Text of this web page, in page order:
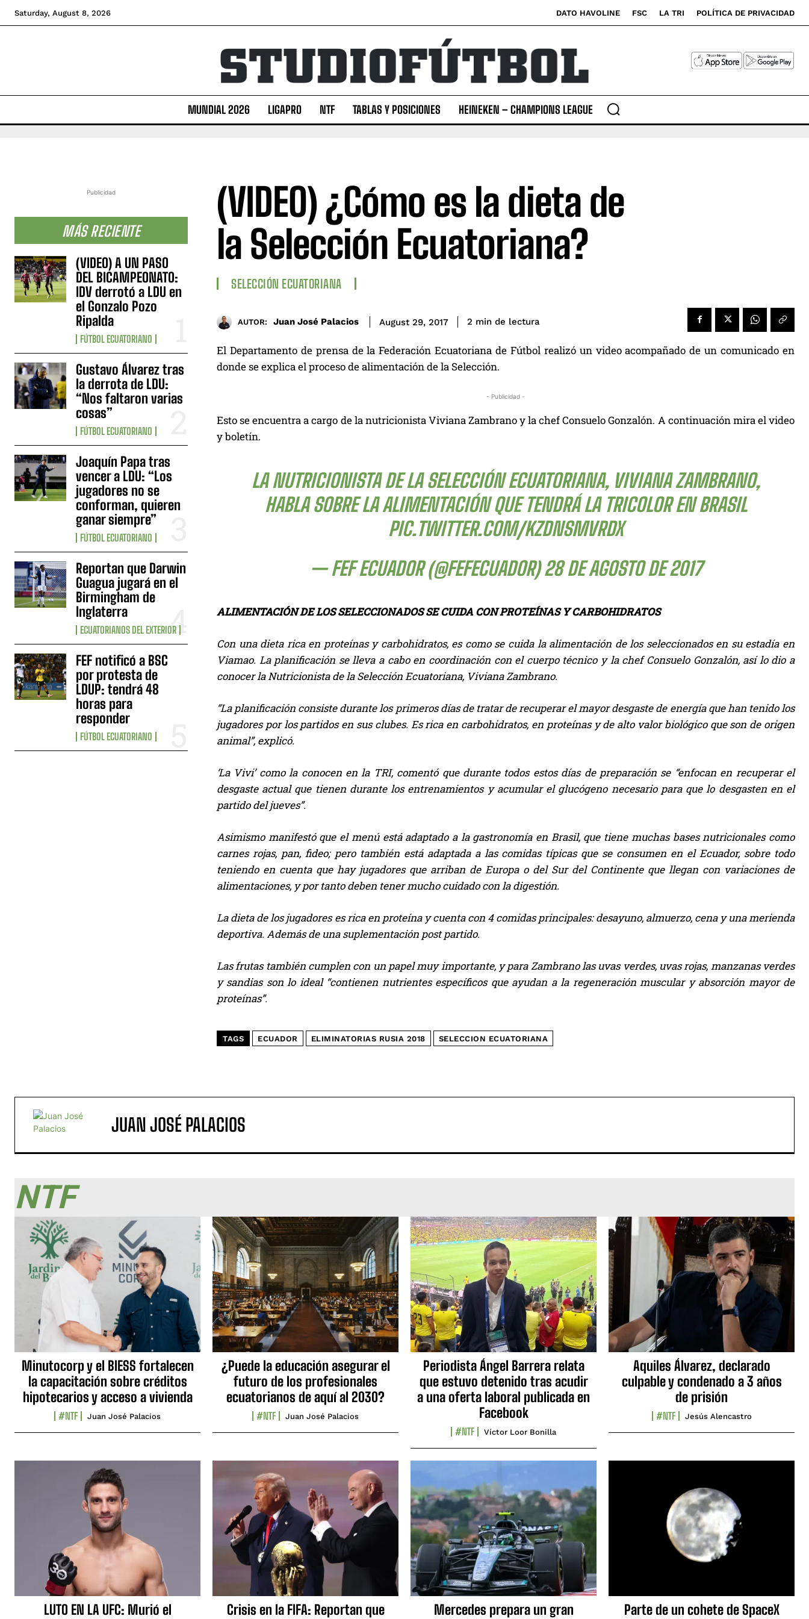
Saturday, August 8, 2026 DATO HAVOLINE FSC LA TRI POLÍTICA DE PRIVACIDAD
MUNDIAL 2026 LIGAPRO NTF TABLAS Y POSICIONES HEINEKEN – CHAMPIONS LEAGUE
Publicidad
MÁS RECIENTE
(VIDEO) A UN PASO
DEL BICAMPEONATO:
IDV derrotó a LDU en
el Gonzalo Pozo
Ripalda
FÚTBOL ECUATORIANO
Gustavo Álvarez tras
la derrota de LDU:
“Nos faltaron varias
cosas”
FÚTBOL ECUATORIANO
Joaquín Papa tras
vencer a LDU: “Los
jugadores no se
conforman, quieren
ganar siempre”
FÚTBOL ECUATORIANO
Reportan que Darwin
Guagua jugará en el
Birmingham de
Inglaterra
ECUATORIANOS DEL EXTERIOR
FEF notificó a BSC
por protesta de
LDUP: tendrá 48
horas para
responder
FÚTBOL ECUATORIANO
(VIDEO) ¿Cómo es la dieta de
la Selección Ecuatoriana?
SELECCIÓN ECUATORIANA
AUTOR: Juan José Palacios August 29, 2017 2 min de lectura
El Departamento de prensa de la Federación Ecuatoriana de Fútbol realizó un video acompañado de un comunicado en
donde se explica el proceso de alimentación de la Selección.
- Publicidad -
Esto se encuentra a cargo de la nutricionista Viviana Zambrano y la chef Consuelo Gonzalón. A continuación mira el video
y boletín.
LA NUTRICIONISTA DE LA SELECCIÓN ECUATORIANA, VIVIANA ZAMBRANO,
HABLA SOBRE LA ALIMENTACIÓN QUE TENDRÁ LA TRICOLOR EN BRASIL
PIC.TWITTER.COM/KZDNSMVRDX
— FEF ECUADOR (@FEFECUADOR)28 DE AGOSTO DE 2017
ALIMENTACIÓN DE LOS SELECCIONADOS SE CUIDA CON PROTEÍNAS Y CARBOHIDRATOS
Con una dieta rica en proteínas y carbohidratos, es como se cuida la alimentación de los seleccionados en su estadía en
Viamao. La planificación se lleva a cabo en coordinación con el cuerpo técnico y la chef Consuelo Gonzalón, así lo dio a
conocer la Nutricionista de la Selección Ecuatoriana, Viviana Zambrano.
“La planificación consiste durante los primeros días de tratar de recuperar el mayor desgaste de energía que han tenido los
jugadores por los partidos en sus clubes. Es rica en carbohidratos, en proteínas y de alto valor biológico que son de origen
animal”, explicó.
‘La Vivi’ como la conocen en la TRI, comentó que durante todos estos días de preparación se “enfocan en recuperar el
desgaste actual que tienen durante los entrenamientos y acumular el glucógeno necesario para que lo desgasten en el
partido del jueves”.
Asimismo manifestó que el menú está adaptado a la gastronomía en Brasil, que tiene muchas bases nutricionales como
carnes rojas, pan, fideo; pero también está adaptada a las comidas típicas que se consumen en el Ecuador, sobre todo
teniendo en cuenta que hay jugadores que arriban de Europa o del Sur del Continente que llegan con variaciones de
alimentaciones, y por tanto deben tener mucho cuidado con la digestión.
La dieta de los jugadores es rica en proteína y cuenta con 4 comidas principales: desayuno, almuerzo, cena y una merienda
deportiva. Además de una suplementación post partido.
Las frutas también cumplen con un papel muy importante, y para Zambrano las uvas verdes, uvas rojas, manzanas verdes
y sandias son lo ideal “contienen nutrientes específicos que ayudan a la regeneración muscular y absorción mayor de
proteínas”.
TAGS ECUADOR ELIMINATORIAS RUSIA 2018 SELECCION ECUATORIANA
JUAN JOSÉ PALACIOS
NTF
Minutocorp y el BIESS fortalecen
la capacitación sobre créditos
hipotecarios y acceso a vivienda
#NTF Juan José Palacios
¿Puede la educación asegurar el
futuro de los profesionales
ecuatorianos de aquí al 2030?
#NTF Juan José Palacios
Periodista Ángel Barrera relata
que estuvo detenido tras acudir
a una oferta laboral publicada en
Facebook
#NTF Víctor Loor Bonilla
Aquiles Álvarez, declarado
culpable y condenado a 3 años
de prisión
#NTF Jesús Alencastro
LUTO EN LA UFC: Murió el
Crisis en la FIFA: Reportan que
Mercedes prepara un gran
Parte de un cohete de SpaceX